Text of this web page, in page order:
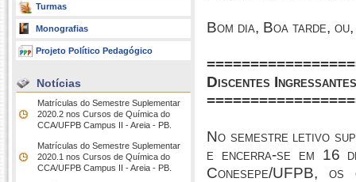
Turmas
Monografias
Projeto Político Pedagógico
Notícias
Matrículas do Semestre Suplementar
2020.2 nos Cursos de Química do
CCA/UFPB Campus II - Areia - PB.
Matrículas do Semestre Suplementar
2020.1 nos Cursos de Química do
CCA/UFPB Campus II - Areia - PB.
Bom dia, Boa tarde,
Discentes Ingressantes
No semestre letivo
e encerra-se em 16
Conesepe/UFPB,